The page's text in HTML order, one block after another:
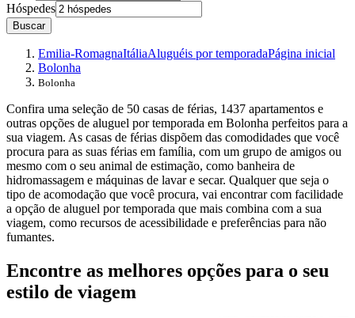
Hóspedes
Buscar
Emilia-RomagnaItáliaAluguéis por temporadaPágina inicial
Bolonha
Bolonha
Confira uma seleção de 50 casas de férias, 1437 apartamentos e
outras opções de aluguel por temporada em Bolonha perfeitos para a
sua viagem. As casas de férias dispõem das comodidades que você
procura para as suas férias em família, com um grupo de amigos ou
mesmo com o seu animal de estimação, como banheira de
hidromassagem e máquinas de lavar e secar. Qualquer que seja o
tipo de acomodação que você procura, vai encontrar com facilidade
a opção de aluguel por temporada que mais combina com a sua
viagem, como recursos de acessibilidade e preferências para não
fumantes.
Encontre as melhores opções para o seu
estilo de viagem